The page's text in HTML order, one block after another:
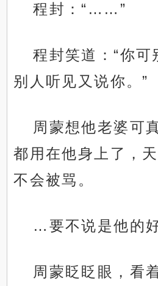
程封：“……”
程封笑道：“你可
别人听见又说你。”
周蒙想他老婆可
都用在他身上了，
不会被骂。
…要不说是他的
周蒙眨眨眼，看